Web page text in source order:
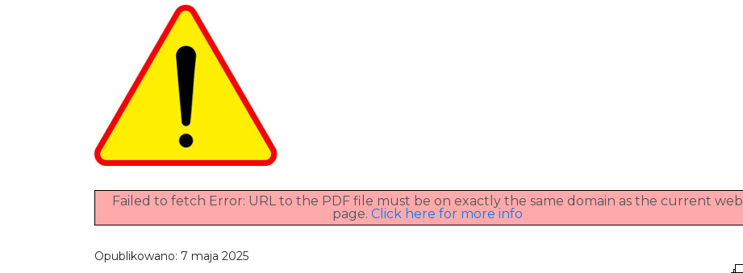
Failed to fetch Error: URL to the PDF file must be on exactly the same domain as the current web
page. Click here for more info
Opublikowano: 7 maja 2025